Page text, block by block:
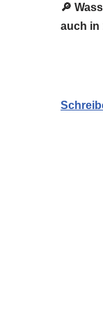
🔎
auch in